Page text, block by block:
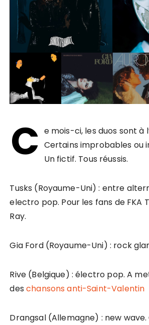
C e mois-ci, les duos sont à
Certains improbables ou
Un fictif. Tous réussis.
Tusks (Royaume-Uni) : entre
electro pop. Pour les fans de FKA
Ray.
Gia Ford (Royaume-Uni) : rock
Rive (Belgique) : électro pop. A
deschansons anti-Saint-Valentin
Drangsal (Allemagne) : new